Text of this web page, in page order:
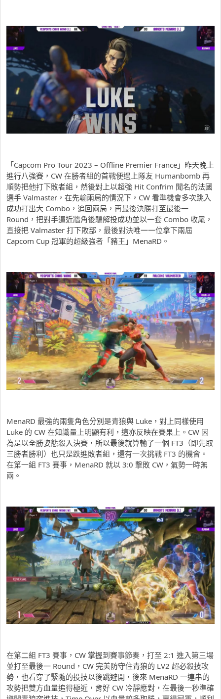
「Capcom Pro Tour 2023 – Offline Premier France」昨天晚上
進行八強賽，CW 在勝者組的首戰便遇上隊友 Humanbomb 再
順勢把他打下敗者組，然後對上以超強 Hit Confrim 聞名的法國
選手 Valmaster，在先輸兩局的情況下，CW 看準機會多次跳入
成功打出大 Combo，追回兩局，再最後決勝打至最後一
Round，把對手逼近牆角後騙解投成功並以一套 Combo 收尾，
直接把 Valmaster 打下敗部，最後對決唯一一位拿下兩屆
Capcom Cup 冠軍的超級強者「豬王」MenaRD。
MenaRD 最強的兩隻角色分別是青狼與 Luke，對上同樣使用
Luke 的 CW 在知識量上明顯有利，這亦反映在賽果上。CW 因
為是以全勝姿態殺入決賽，所以最後就算輸了一個 FT3（即先取
三勝者勝利）也只是跌進敗者組，還有一次挑戰 FT3 的機會。
在第一組 FT3 賽事，MenaRD 就以 3:0 擊敗 CW，氣勢一時無
兩。
在第二組 FT3 賽事，CW 掌握到賽事節奏，打至 2:1 進入第三場
並打至最後一 Round，CW 完美防守住青狼的 LV2 超必殺技攻
勢，也看穿了緊隨的投技以後跳避開，後來 MenaRD 一連串的
攻勢把雙方血量追得極近，肯好 CW 冷靜應對，在最後一秒準確